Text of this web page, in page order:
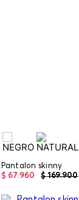
Pantalon skinny
$ 169.900
$ 67.960